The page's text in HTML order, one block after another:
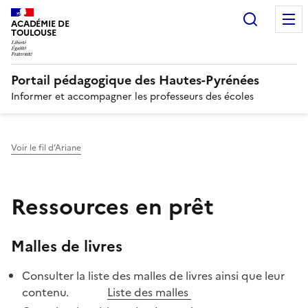
ACADÉMIE DE
TOULOUSE
Portail pédagogique des Hautes-Pyrénées
Informer et accompagner les professeurs des écoles
Voir le fil d’Ariane
Ressources en prêt
Malles de livres
Consulter la liste des malles de livres ainsi que leur
contenu. Liste des malles